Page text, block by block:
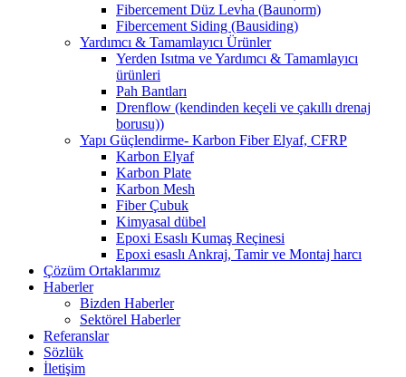
Fibercement Düz Levha (Baunorm)
Fibercement Siding (Bausiding)
Yardımcı & Tamamlayıcı Ürünler
Yerden Isıtma ve Yardımcı & Tamamlayıcı
ürünleri
Pah Bantları
Drenflow (kendinden keçeli ve çakıllı drenaj
borusu))
Yapı Güçlendirme- Karbon Fiber Elyaf, CFRP
Karbon Elyaf
Karbon Plate
Karbon Mesh
Fiber Çubuk
Kimyasal dübel
Epoxi Esaslı Kumaş Reçinesi
Epoxi esaslı Ankraj, Tamir ve Montaj harcı
Çözüm Ortaklarımız
Haberler
Bizden Haberler
Sektörel Haberler
Referanslar
Sözlük
İletişim